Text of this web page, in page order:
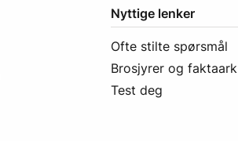
Nyttige lenker
Ofte stilte spørsmål
Brosjyrer og faktaark
Test deg